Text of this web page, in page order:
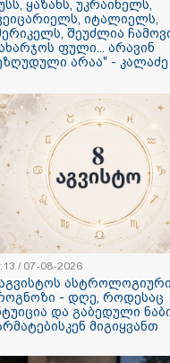
ცოტნესთვის
სახლში
ცხოვრობს
ერთი
არ არის
- ანა
გასვენება
23:13 /
8
ყაზახს, უკრაინელს,
იტალიელს,
შეუძლია
ფული... არავინ
არაა" - კალაძე
/ 07-08-2026
ასტროლოგიური
- დღე, როდესაც
და გაბედული
მიგიყვანთ